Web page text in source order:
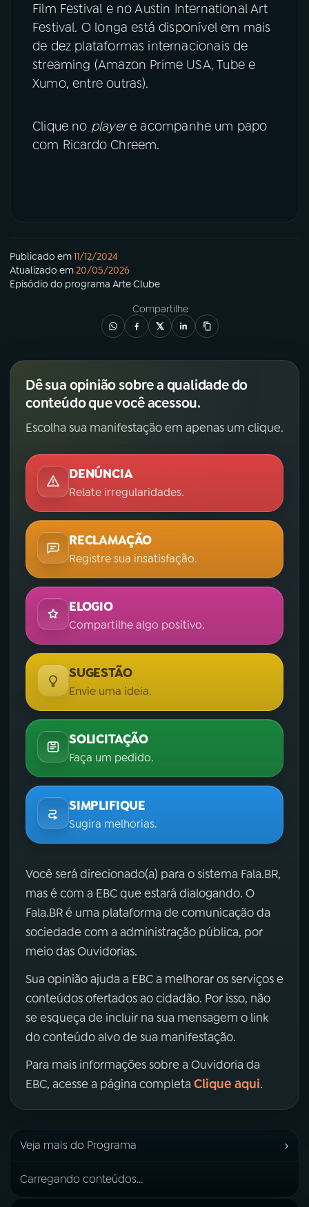
Film Festival e no Austin International Art
Festival. O longa está disponível em mais
de dez plataformas internacionais de
streaming (Amazon Prime USA, Tube e
Xumo, entre outras).
Clique no playere acompanhe um papo
com Ricardo Chreem.
Publicado em11/12/2024
Atualizado em20/05/2026
Episódio do programa Arte Clube
Compartilhe
Dê sua opinião sobre a qualidade do
conteúdo que você acessou.
Escolha sua manifestação em apenas um clique.
DENÚNCIA
Relate irregularidades.
RECLAMAÇÃO
Registre sua insatisfação.
ELOGIO
Compartilhe algo positivo.
SUGESTÃO
Envie uma ideia.
SOLICITAÇÃO
Faça um pedido.
SIMPLIFIQUE
Sugira melhorias.
Você será direcionado(a) para o sistema Fala.BR,
mas é com a EBC que estará dialogando. O
Fala.BR é uma plataforma de comunicação da
sociedade com a administração pública, por
meio das Ouvidorias.
Sua opinião ajuda a EBC a melhorar os serviços e
conteúdos ofertados ao cidadão. Por isso, não
se esqueça de incluir na sua mensagem o link
do conteúdo alvo de sua manifestação.
Para mais informações sobre a Ouvidoria da
EBC, acesse a página completa Clique aqui.
Veja mais do Programa ›
Carregando conteúdos...